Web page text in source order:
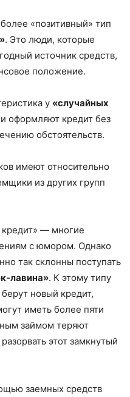
«позитивный» тип
. Это люди, которые
источник средств,
положение.
у «случайных
оформляют кредит без
обстоятельств.
имеют относительно
из других групп
кредит» — многие
с юмором. Однако
так склонны поступать
лавина». К этому типу
новый кредит,
иметь более пяти
займом теряют
этот замкнутый
заемных средств